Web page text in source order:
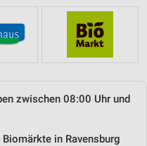
zwischen 08:00 Uhr und
in Ravensburg